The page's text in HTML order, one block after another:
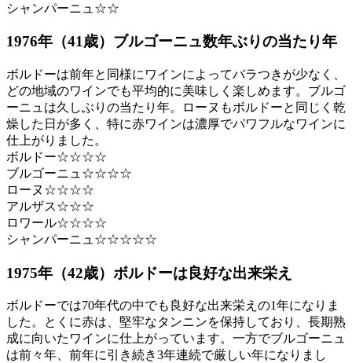
シャンパーニュ☆☆
1976年（41歳）ブルゴーニュ数年ぶりの当たり年
ボルドーは前年と同様にワインによってバラつきが少なく、
どの地域のワインでも平均的に美味しく楽しめます。ブルゴ
ーニュは久しぶりの当たり年。ローヌもボルドーと同じく乾
燥した日が多く、特に赤ワインは濃厚でパワフルなワインに
仕上がりました。
ボルドー☆☆☆☆
ブルゴーニュ☆☆☆☆
ローヌ☆☆☆☆
アルザス☆☆☆
ロワール☆☆☆☆
シャンパーニュ☆☆☆☆☆
1975年（42歳）ボルドーは良好な出来栄え
ボルドーでは70年代の中でも良好な出来栄えの1年になりま
した。とくに赤は、堅牢なタンニンを保持しており、長期熟
成に向いたワインに仕上がっています。一方でブルゴーニュ
は前々年、前年に引き続き3年連続で厳しい年になりまし